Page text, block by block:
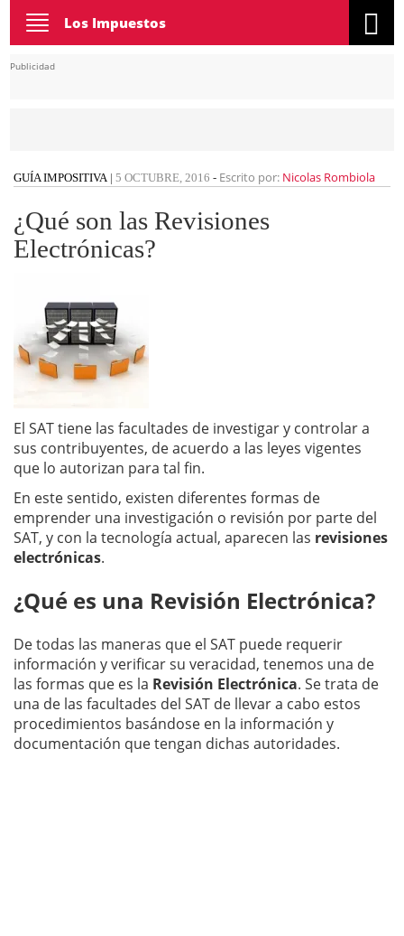
Toggle
navigation
Los Impuestos
Publicidad
GUÍA IMPOSITIVA| 5 OCTUBRE, 2016 - Escrito por: Nicolas Rombiola
¿Qué son las Revisiones
Electrónicas?
El SAT tiene las facultades de investigar y controlar a
sus contribuyentes, de acuerdo a las leyes vigentes
que lo autorizan para tal fin.
En este sentido, existen diferentes formas de
emprender una investigación o revisión por parte del
SAT, y con la tecnología actual, aparecen las revisiones
electrónicas.
¿Qué es una Revisión Electrónica?
De todas las maneras que el SAT puede requerir
información y verificar su veracidad, tenemos una de
las formas que es la Revisión Electrónica. Se trata de
una de las facultades del SAT de llevar a cabo estos
procedimientos basándose en la información y
documentación que tengan dichas autoridades.